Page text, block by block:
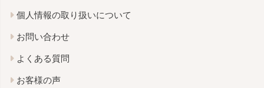
個人情報の取り扱いについて
お問い合わせ
よくある質問
お客様の声